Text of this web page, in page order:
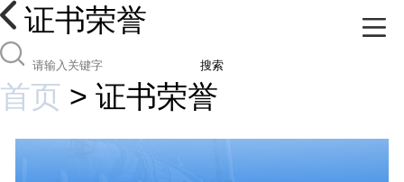
证书荣誉
搜索
首页 > 证书荣誉